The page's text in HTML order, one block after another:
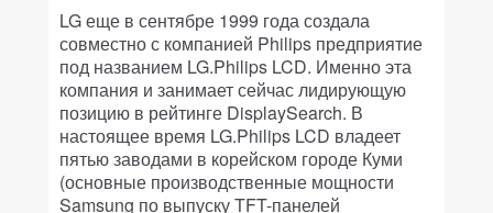
LG еще в сентябре 1999 года создала
совместно с компанией Philips предприятие
под названием LG.Philips LCD. Именно эта
компания и занимает сейчас лидирующую
позицию в рейтинге DisplaySearch. В
настоящее время LG.Philips LCD владеет
пятью заводами в корейском городе Куми
(основные производственные мощности
Samsung по выпуску TFT-панелей